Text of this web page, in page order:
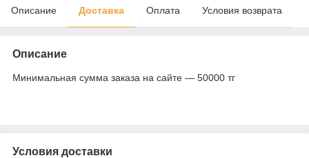
Описание Доставка Оплата Условия возврата
Описание
Минимальная сумма заказа на сайте — 50000 тг
Условия доставки